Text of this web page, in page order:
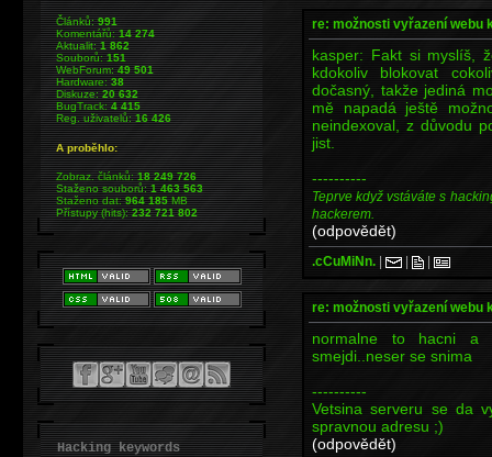
re: možnosti vyřazení webu
kasper: Fakt si myslíš,
kdokoliv blokovat
dočasný, takže jediná
mě napadá ještě
neindexoval, z důvodu
jist.
----------
Teprve když vstáváte s
hackerem.
(odpovědět)
.cCuMiNn. | | |
re: možnosti vyřazení webu
normalne to hacni a
smejdi..neser se snima
----------
Vetsina serveru se da
spravnou adresu ;)
(odpovědět)
Článků:991
Komentářů:14 274
Aktualit:1 862
Souborů:151
WebForum:49 501
Hardware:38
Diskuze:20 632
BugTrack:4 415
Reg. uživatelů:16 426
A proběhlo:
Zobraz. článků:18 249 726
Staženo souborů:1 463 563
Staženo dat:964 185MB
Přístupy (hits):232 721 802
Hacking keywords